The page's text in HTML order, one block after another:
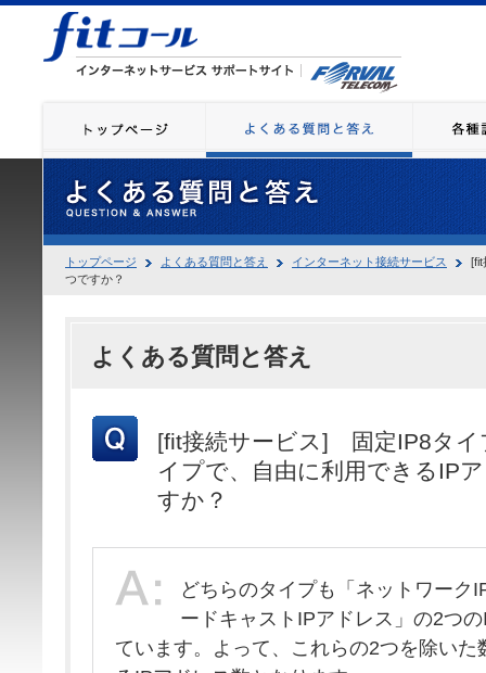
トップページ よくある質問と答え インターネット接続サービス
[fit
つですか？
よくある質問と答え
[fit接続サービス] 固定IP8タイ
イプで、自由に利用できるIP
すか？
どちらのタイプも「ネットワーク
ードキャストIPアドレス」の2つ
ています。よって、これらの2つを除いた